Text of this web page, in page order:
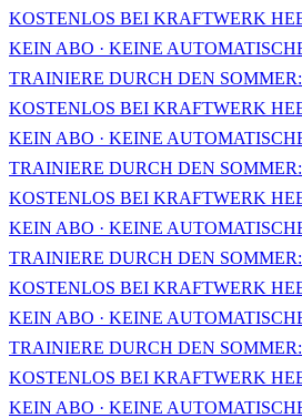
KOSTENLOS BEI KRAFTWERK
KEIN ABO · KEINE
TRAINIERE DURCH DEN
KOSTENLOS BEI KRAFTWERK
KEIN ABO · KEINE
TRAINIERE DURCH DEN
KOSTENLOS BEI KRAFTWERK
KEIN ABO · KEINE
TRAINIERE DURCH DEN
KOSTENLOS BEI KRAFTWERK
KEIN ABO · KEINE
TRAINIERE DURCH DEN
KOSTENLOS BEI KRAFTWERK
KEIN ABO · KEINE